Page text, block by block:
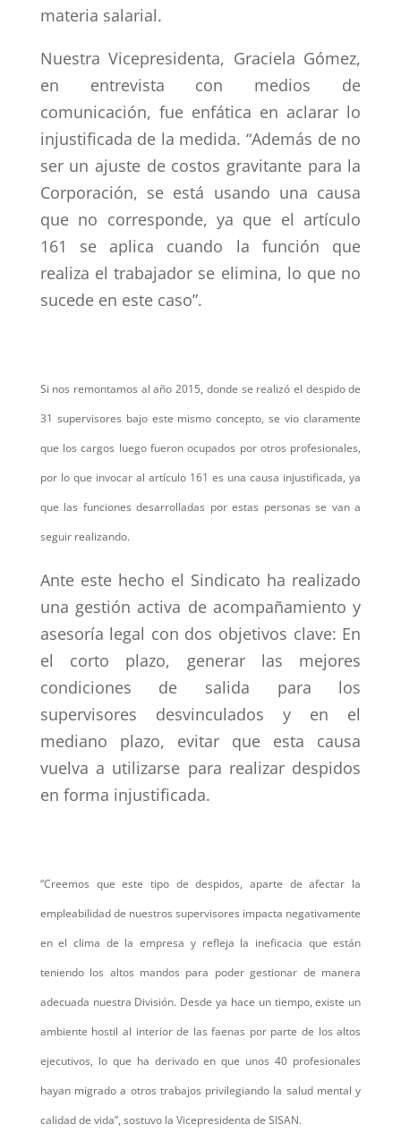
materia salarial.
Nuestra Vicepresidenta, Graciela Gómez,
en entrevista con medios de
comunicación, fue enfática en aclarar lo
injustificada de la medida. “Además de no
ser un ajuste de costos gravitante para la
Corporación, se está usando una causa
que no corresponde, ya que el artículo
161 se aplica cuando la función que
realiza el trabajador se elimina, lo que no
sucede en este caso”.
Si nos remontamos al año 2015, donde se realizó el despido de
31 supervisores bajo este mismo concepto, se vio claramente
que los cargos luego fueron ocupados por otros profesionales,
por lo que invocar al artículo 161 es una causa injustificada, ya
que las funciones desarrolladas por estas personas se van a
seguir realizando.
Ante este hecho el Sindicato ha realizado
una gestión activa de acompañamiento y
asesoría legal con dos objetivos clave: En
el corto plazo, generar las mejores
condiciones de salida para los
supervisores desvinculados y en el
mediano plazo, evitar que esta causa
vuelva a utilizarse para realizar despidos
en forma injustificada.
“Creemos que este tipo de despidos, aparte de afectar la
empleabilidad de nuestros supervisores impacta negativamente
en el clima de la empresa y refleja la ineficacia que están
teniendo los altos mandos para poder gestionar de manera
adecuada nuestra División. Desde ya hace un tiempo, existe un
ambiente hostil al interior de las faenas por parte de los altos
ejecutivos, lo que ha derivado en que unos 40 profesionales
hayan migrado a otros trabajos privilegiando la salud mental y
calidad de vida”, sostuvo la Vicepresidenta de SISAN.